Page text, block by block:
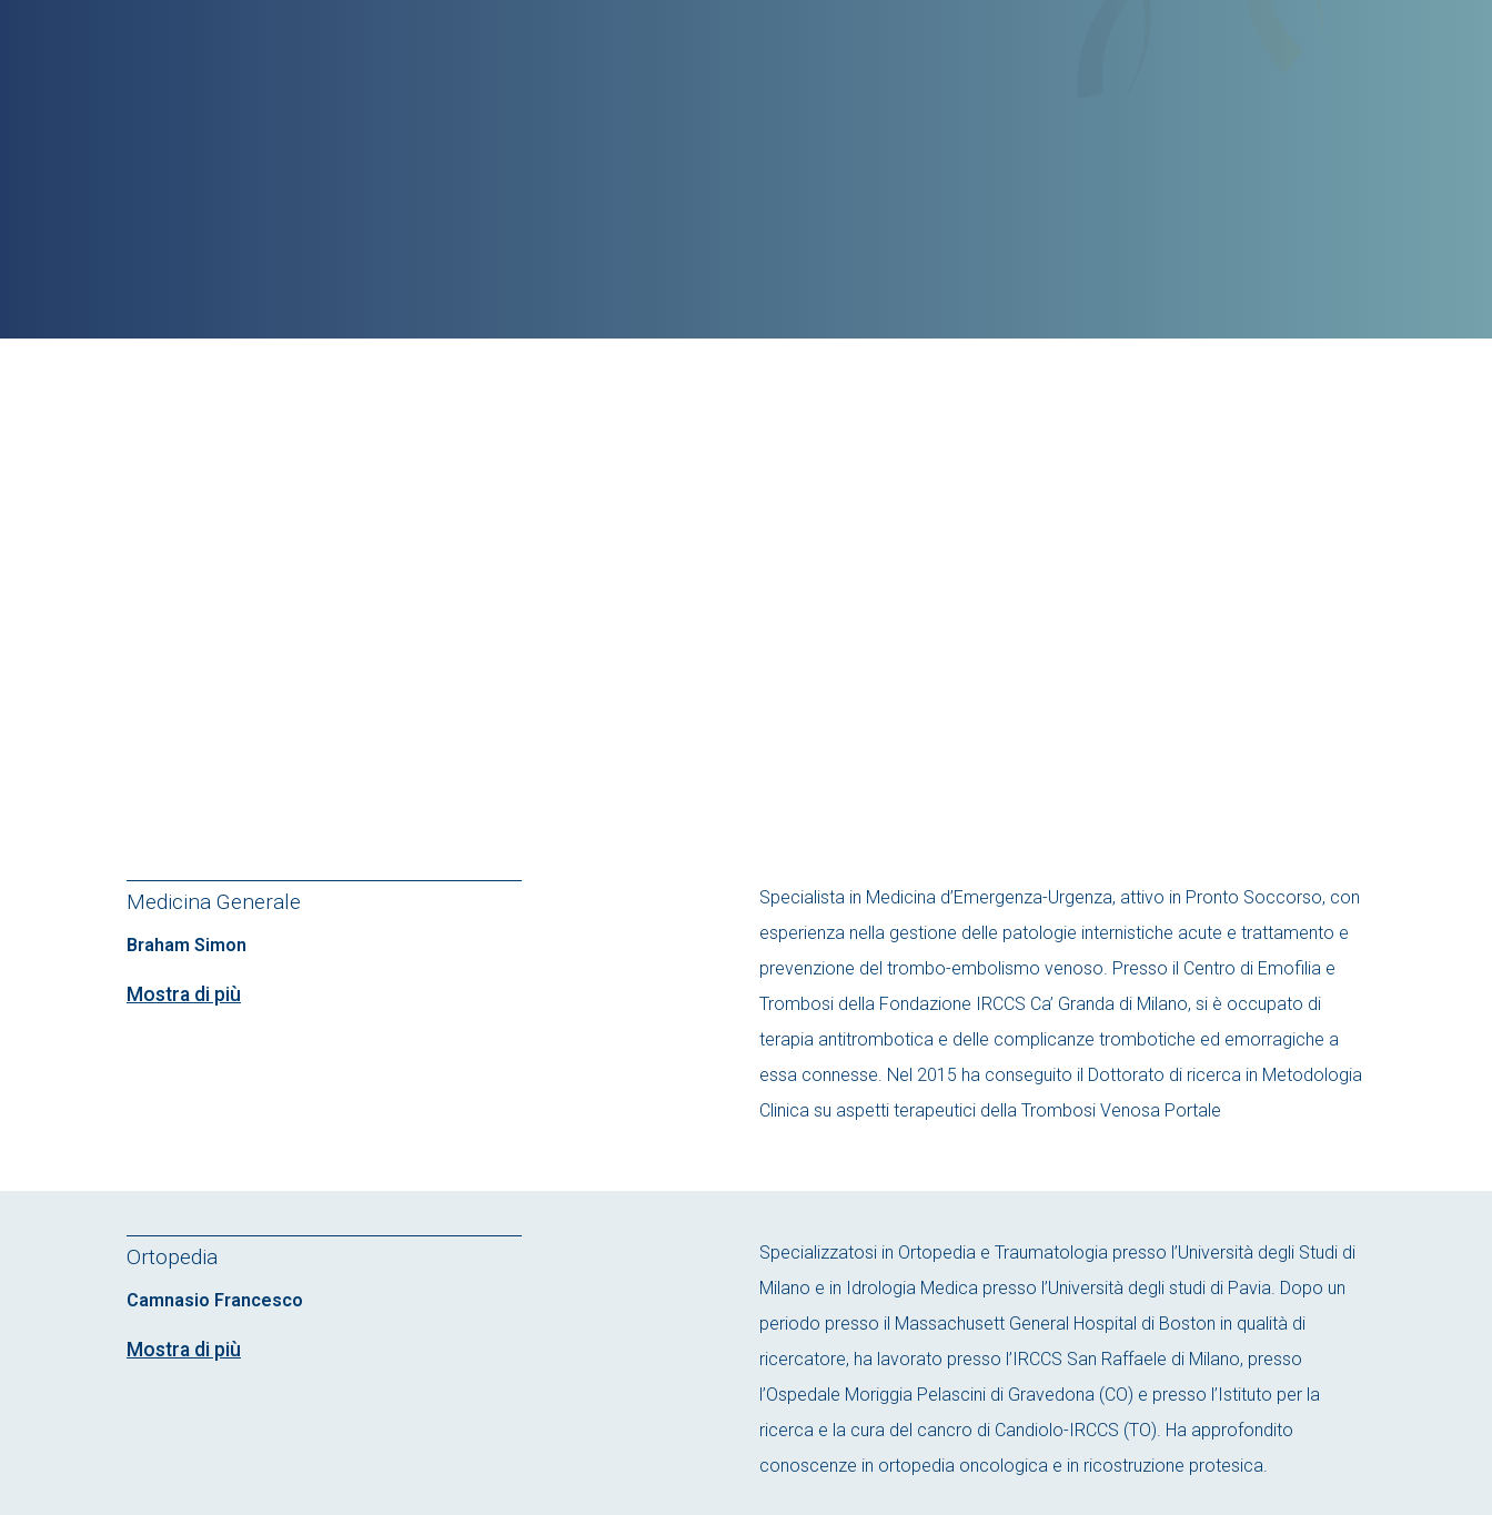
Medicina Generale
Braham Simon
Mostra di più
Specialista in Medicina d’Emergenza-Urgenza, attivo in Pronto Soccorso, con
esperienza nella gestione delle patologie internistiche acute e trattamento e
prevenzione del trombo-embolismo venoso. Presso il Centro di Emofilia e
Trombosi della Fondazione IRCCS Ca’ Granda di Milano, si è occupato di
terapia antitrombotica e delle complicanze trombotiche ed emorragiche a
essa connesse. Nel 2015 ha conseguito il Dottorato di ricerca in Metodologia
Clinica su aspetti terapeutici della Trombosi Venosa Portale
Ortopedia
Camnasio Francesco
Mostra di più
Specializzatosi in Ortopedia e Traumatologia presso l’Università degli Studi di
Milano e in Idrologia Medica presso l’Università degli studi di Pavia. Dopo un
periodo presso il Massachusett General Hospital di Boston in qualità di
ricercatore, ha lavorato presso l’IRCCS San Raffaele di Milano, presso
l’Ospedale Moriggia Pelascini di Gravedona (CO) e presso l’Istituto per la
ricerca e la cura del cancro di Candiolo-IRCCS (TO). Ha approfondito
conoscenze in ortopedia oncologica e in ricostruzione protesica.